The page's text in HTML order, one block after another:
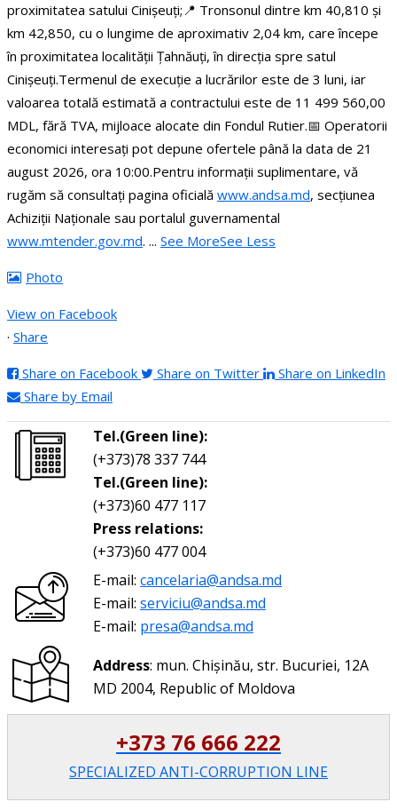
proximitatea satului Cinișeuți;📍 Tronsonul dintre km 40,810 și
km 42,850, cu o lungime de aproximativ 2,04 km, care începe
în proximitatea localității Țahnăuți, în direcția spre satul
Cinișeuți.Termenul de execuție a lucrărilor este de 3 luni, iar
valoarea totală estimată a contractului este de 11 499 560,00
MDL, fără TVA, mijloace alocate din Fondul Rutier.📅 Operatorii
economici interesați pot depune ofertele până la data de 21
august 2026, ora 10:00.Pentru informații suplimentare, vă
rugăm să consultați pagina oficială www.andsa.md, secțiunea
Achiziții Naționale sau portalul guvernamental
www.mtender.gov.md. ... See MoreSee Less
Photo
View on Facebook
· Share
Share on Facebook Share on Twitter
Share on LinkedIn
Share by Email
Tel.(Green line):
(+373)78 337 744
Tel.(Green line):
(+373)60 477 117
Press relations:
(+373)60 477 004
E-mail: cancelaria@andsa.md
E-mail: serviciu@andsa.md
E-mail: presa@andsa.md
Address: mun. Chișinău, str. Bucuriei, 12A
MD 2004, Republic of Moldova
+373 76 666 222
SPECIALIZED ANTI-CORRUPTION LINE